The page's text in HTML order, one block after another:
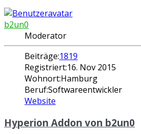
b2un0
Moderator
Beiträge:1819
Registriert:16. Nov 2015
Wohnort:Hamburg
Beruf:Softwareentwickler
Website
Hyperion Addon von b2un0